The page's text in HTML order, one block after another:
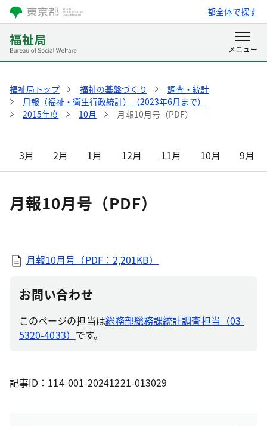
都全体で探す
福祉局トップ 福祉の基盤づくり
調査・統計
月報（福祉・衛生行政統計）（2023年6月まで）
2015年度
10月 月報10月号（PDF）
3月 2月 1月 12月 11月 10月 9月
月報10月号（PDF）
月報10月号（PDF：2,201KB）
お問い合わせ
このページの担当は総務部総務課統計調査担当（03-
5320-4033） です。
記事ID：114-001-20241221-013029